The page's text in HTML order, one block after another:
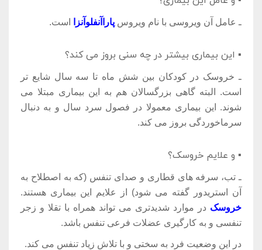
ـ عامل آن ویروسی با نام ویروس پاراآنفلوآنزا است.
▪ این بیماری بیشتر در چه سنی بروز می کند؟
ـ خروسک در کودکان بین شش ماه تا سه سال شایع تر
است. البته گاهی بزرگسالان هم به این بیماری مبتلا می
شوند. این بیماری معمولا در فصول سرد سال و به دنبال
سرماخوردگی بروز می کند.
▪ و علایم خروسک؟
ـ تب، سرفه های قطاری و صدای تنفس (که به اصطلاح به
آن استریدور گفته می شود) از علایم این بیماری هستند.
خروسک در موارد شدیدتری می تواند همراه با تقلا و زجر
تنفسی و به کارگیری عضلات فرعی تنفس باشد.
در این وضعیت فرد به سختی و با تلاش زیاد تنفس می کند.